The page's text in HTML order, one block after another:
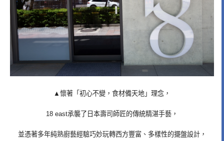
▲懷著「初心不變，食材備天地」理念，
18 east承襲了日本壽司師匠的傳統精湛手藝，
並憑著多年純熟廚藝經驗巧妙玩轉西方豐富、多樣性的擺盤設計，